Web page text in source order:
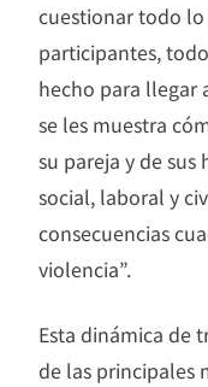
cuestionar todo
participantes,
hecho para llegar
se les muestra
su pareja y de sus
social, laboral y
consecuencias
violencia”.
Esta dinámica de
de las principales